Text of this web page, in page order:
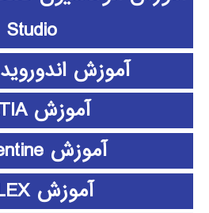
Studio
آموزش اندوروید android
آموزش CATIA
آموزش clementine
آموزش CPLEX